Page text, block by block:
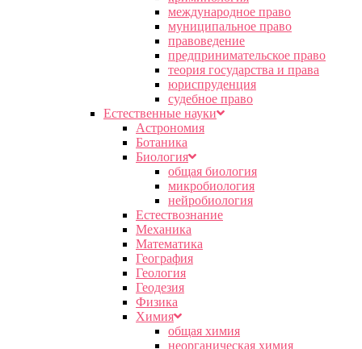
международное право
муниципальное право
правоведение
предпринимательское право
теория государства и права
юриспруденция
судебное право
Естественные науки
Астрономия
Ботаника
Биология
общая биология
микробиология
нейробиология
Естествознание
Механика
Математика
География
Геология
Геодезия
Физика
Химия
общая химия
неорганическая химия